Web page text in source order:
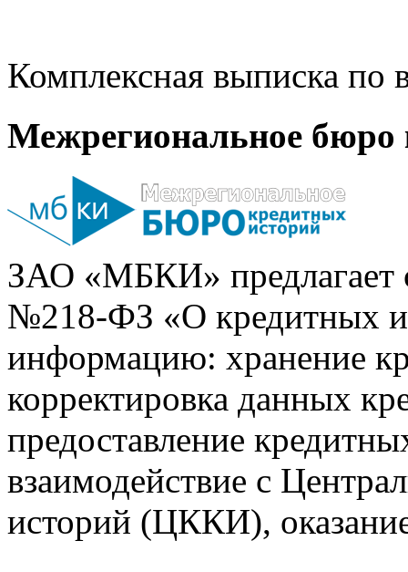
Комплексная выписка
Межрегиональное бюро
ЗАО «МБКИ» предлагает
№218-ФЗ «О кредитных
информацию: хранение
корректировка данных
предоставление
взаимодействие с
историй (ЦККИ),